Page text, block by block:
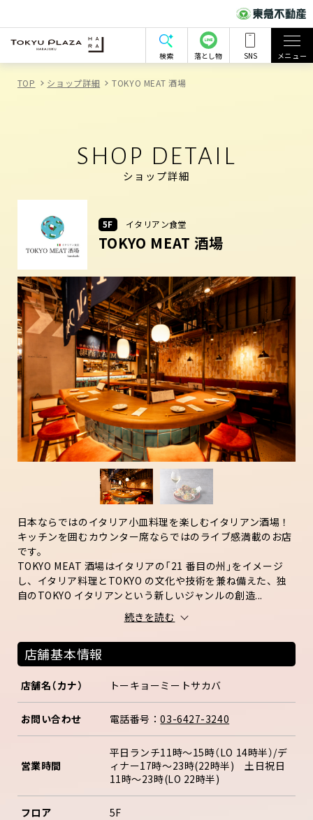
検索 落とし物 SNS メニュー
TOP ショップ詳細 TOKYO MEAT 酒場
SHOP DETAIL
ショップ詳細
5F イタリアン食堂
TOKYO MEAT 酒場
日本ならではのイタリア小皿料理を楽しむイタリアン酒場！
キッチンを囲むカウンター席ならではのライブ感満載のお店
です。
TOKYO MEAT 酒場はイタリアの「21 番目の州」をイメージ
し、イタリア料理とTOKYO の文化や技術を兼ね備えた、独
自のTOKYO イタリアンという新しいジャンルの創造...
続きを読む
店舗基本情報
店舗名（カナ） トーキョーミートサカバ
お問い合わせ 電話番号：03-6427-3240
営業時間
平日ランチ11時～15時（LO 14時半）/デ
ィナー17時～23時(22時半) 土日祝日
11時～23時(LO 22時半)
フロア 5F